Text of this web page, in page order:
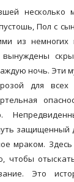
несколько
Пол с
из
ночь. Эти
для
защищенный
мраком. Здесь
чтобы
Это